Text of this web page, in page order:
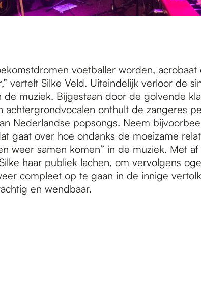
voetballer worden, acrobaat
vertelt Silke Veld. Uiteindelijk verloor de
de muziek. Bijgestaan door de golvende
achtergrondvocalen onthult de zangeres
Nederlandse popsongs. Neem
gaat over hoe ondanks de moeizame
weer samen komen” in de muziek. Met
haar publiek lachen, om vervolgens
compleet op te gaan in de innige
en wendbaar.